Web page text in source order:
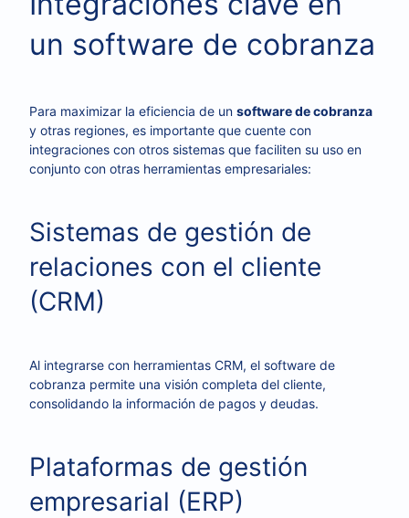
un software de cobranza
Para maximizar la eficiencia de un software de cobranza
y otras regiones, es importante que cuente con
integraciones con otros sistemas que faciliten su uso en
conjunto con otras herramientas empresariales:
Sistemas de gestión de
relaciones con el cliente
(CRM)
Al integrarse con herramientas CRM, el software de
cobranza permite una visión completa del cliente,
consolidando la información de pagos y deudas.
Plataformas de gestión
empresarial (ERP)